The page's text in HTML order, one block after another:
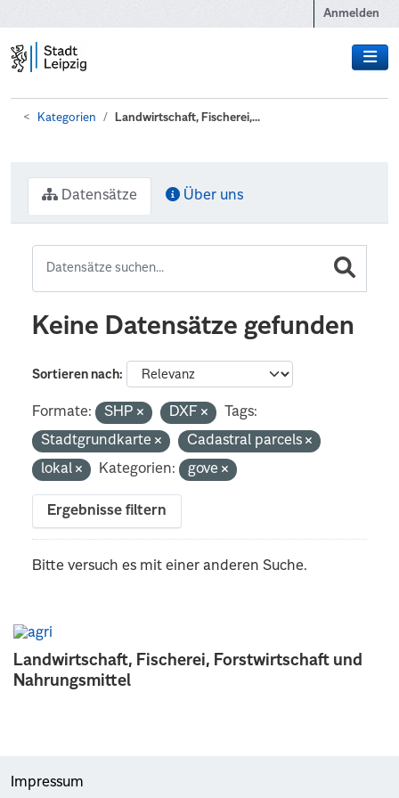
Anmelden
Kategorien Landwirtschaft, Fischerei,...
Landwirtschaft, Fischerei, Forstwirtschaft und
Nahrungsmittel
Datensätze Über uns
Keine Datensätze gefunden
Sortieren nach
Formate: SHP DXF
Tags:
Stadtgrundkarte
Cadastral parcels
lokal
Kategorien: gove
Ergebnisse filtern
Bitte versuch es mit einer anderen Suche.
Impressum